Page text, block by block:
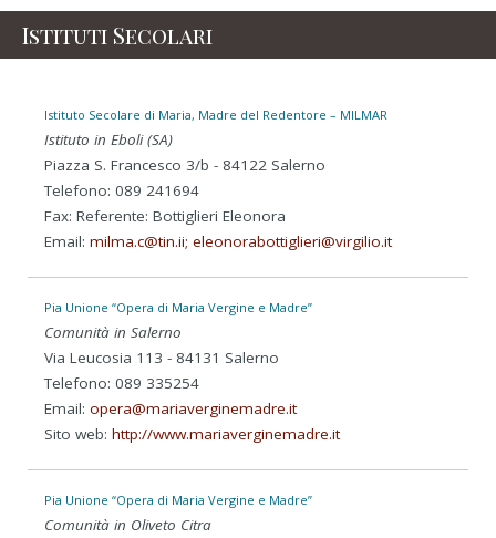
Istituti Secolari
Istituto Secolare di Maria, Madre del Redentore – MILMAR
Istituto in Eboli (SA)
Piazza S. Francesco 3/b - 84122 Salerno
Telefono: 089 241694
Fax: Referente: Bottiglieri Eleonora
Email: milma.c@tin.ii; eleonorabottiglieri@virgilio.it
Pia Unione “Opera di Maria Vergine e Madre”
Comunità in Salerno
Via Leucosia 113 - 84131 Salerno
Telefono: 089 335254
Email: opera@mariaverginemadre.it
Sito web: http://www.mariaverginemadre.it
Pia Unione “Opera di Maria Vergine e Madre”
Comunità in Oliveto Citra